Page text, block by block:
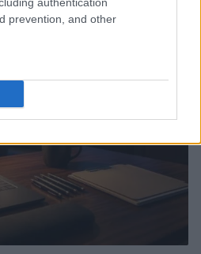
prevention, and other